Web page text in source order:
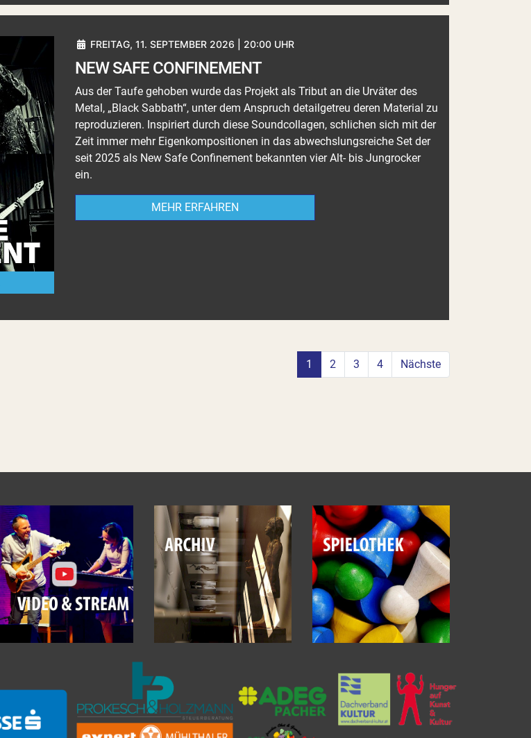
FREITAG, 11. SEPTEMBER 2026 | 20:00 UHR
NEW SAFE CONFINEMENT
Aus der Taufe gehoben wurde das Projekt als Tribut an die Urväter des
Metal, „Black Sabbath“, unter dem Anspruch detailgetreu deren Material zu
reproduzieren. Inspiriert durch diese Soundcollagen, schlichen sich mit der
Zeit immer mehr Eigenkompositionen in das abwechslungsreiche Set der
seit 2025 als New Safe Confinement bekannten vier Alt- bis Jungrocker
ein.
MEHR ERFAHREN
1 2 3 4 Nächste